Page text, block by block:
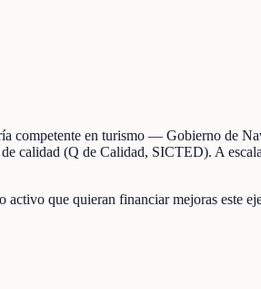
competente en turismo — Gobierno de
calidad (Q de Calidad, SICTED). A
activo que quieran financiar mejoras este